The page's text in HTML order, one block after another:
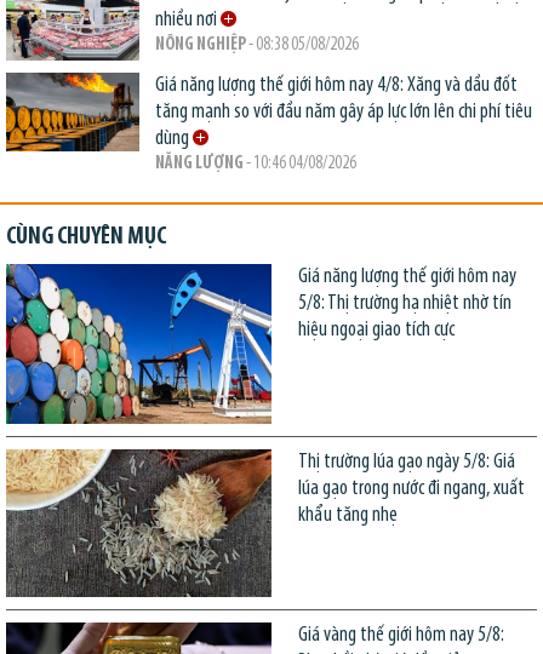
nhiều nơi
NÔNG NGHIỆP- 08:38 05/08/2026
Giá năng lượng thế giới hôm nay 4/8: Xăng và dầu đốt
tăng mạnh so với đầu năm gây áp lực lớn lên chi phí tiêu
dùng
NĂNG LƯỢNG - 10:46 04/08/2026
CÙNG CHUYÊN MỤC
Giá năng lượng thế giới hôm nay
5/8: Thị trường hạ nhiệt nhờ tín
hiệu ngoại giao tích cực
Thị trường lúa gạo ngày 5/8: Giá
lúa gạo trong nước đi ngang, xuất
khẩu tăng nhẹ
Giá vàng thế giới hôm nay 5/8: